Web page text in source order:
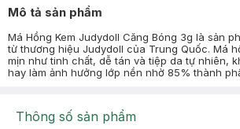
Mô tả sản phẩm
Má Hồng Kem Judydoll Căng Bóng 3g là sản
từ thương hiệu Judydoll của Trung Quốc. Má
mịn như tinh chất, dễ tán và tiệp da tự nhiên,
hay làm ảnh hưởng lớp nền nhờ 85% thành
Thông số sản phẩm